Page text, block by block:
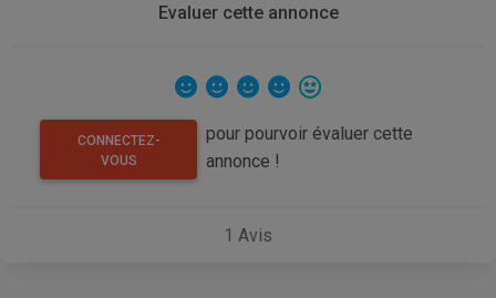
Evaluer cette annonce
CONNECTEZ-
VOUS
pour pourvoir évaluer cette
annonce !
1 Avis